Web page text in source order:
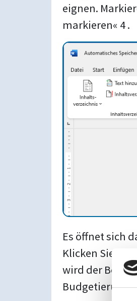
eignen.
markieren« 4 .
Es öffnet sich
Klicken Sie
wird der
Budgetierung